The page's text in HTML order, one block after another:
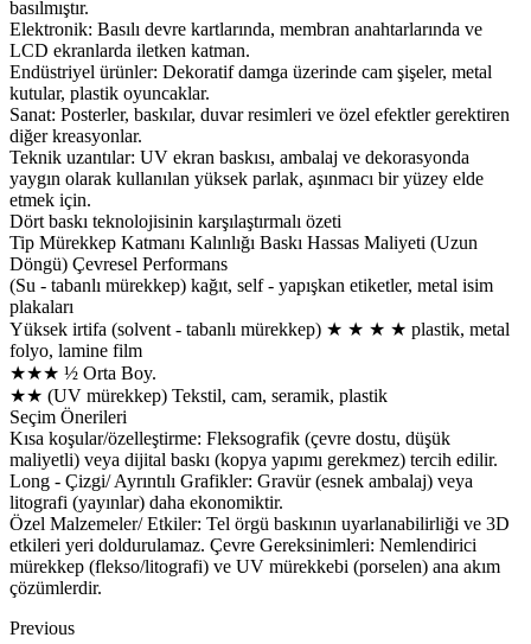
basılmıştır.
Elektronik: Basılı devre kartlarında, membran anahtarlarında ve
LCD ekranlarda iletken katman.
Endüstriyel ürünler: Dekoratif damga üzerinde cam şişeler, metal
kutular, plastik oyuncaklar.
Sanat: Posterler, baskılar, duvar resimleri ve özel efektler gerektiren
diğer kreasyonlar.
Teknik uzantılar: UV ekran baskısı, ambalaj ve dekorasyonda
yaygın olarak kullanılan yüksek parlak, aşınmacı bir yüzey elde
etmek için.
Dört baskı teknolojisinin karşılaştırmalı özeti
Tip Mürekkep Katmanı Kalınlığı Baskı Hassas Maliyeti (Uzun
Döngü) Çevresel Performans
(Su - tabanlı mürekkep) kağıt, self - yapışkan etiketler, metal isim
plakaları
Yüksek irtifa (solvent - tabanlı mürekkep) ★ ★ ★ ★ plastik, metal
folyo, lamine film
★★★ ½ Orta Boy.
★★ (UV mürekkep) Tekstil, cam, seramik, plastik
Seçim Önerileri
Kısa koşular/özelleştirme: Fleksografik (çevre dostu, düşük
maliyetli) veya dijital baskı (kopya yapımı gerekmez) tercih edilir.
Long - Çizgi/ Ayrıntılı Grafikler: Gravür (esnek ambalaj) veya
litografi (yayınlar) daha ekonomiktir.
Özel Malzemeler/ Etkiler: Tel örgü baskının uyarlanabilirliği ve 3D
etkileri yeri doldurulamaz. Çevre Gereksinimleri: Nemlendirici
mürekkep (flekso/litografi) ve UV mürekkebi (porselen) ana akım
çözümlerdir.
Previous